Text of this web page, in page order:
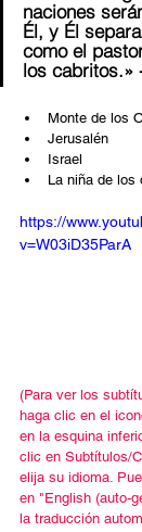
naciones
Él, y Él
como el
los cabritos.»
Monte de los
Jerusalén
Israel
La niña de los
https://
v=W03iD35ParA
(Para ver los
haga clic en el
en la esquina
clic en Subtítulos/
elija su idioma.
en "English (auto-
la traducción